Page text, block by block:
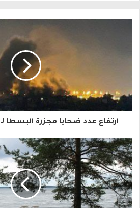
ك
ا
إ
ل
ك
ت
ارتفاع عدد ضحايا مجزرة البسطا لـ20 قتيلا و66 مصابا